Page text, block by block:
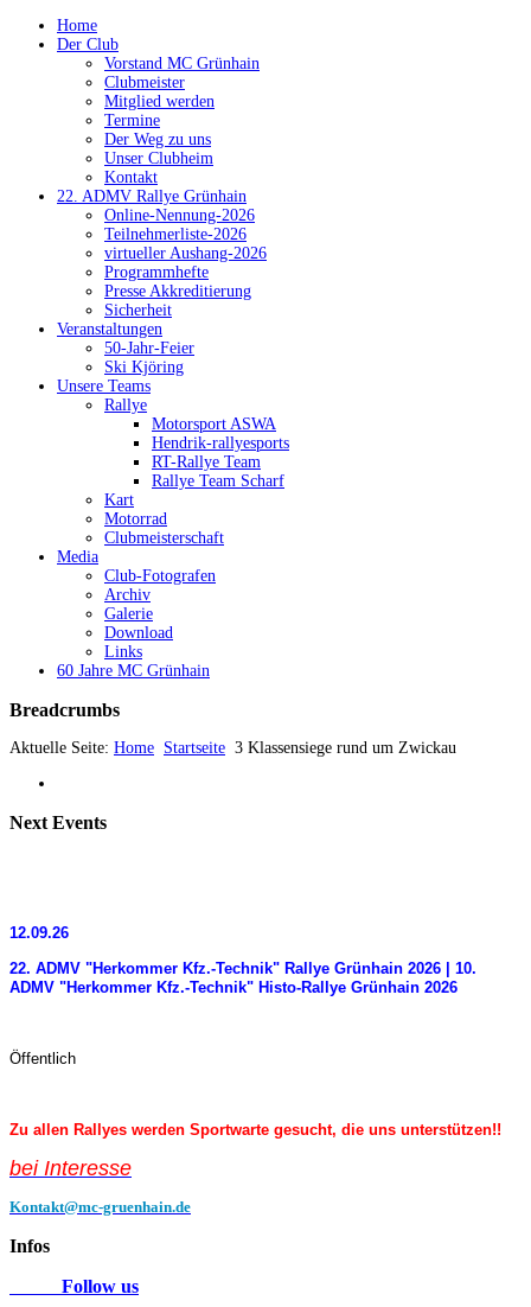
Home
Der Club
Vorstand MC Grünhain
Clubmeister
Mitglied werden
Termine
Der Weg zu uns
Unser Clubheim
Kontakt
22. ADMV Rallye Grünhain
Online-Nennung-2026
Teilnehmerliste-2026
virtueller Aushang-2026
Programmhefte
Presse Akkreditierung
Sicherheit
Veranstaltungen
50-Jahr-Feier
Ski Kjöring
Unsere Teams
Rallye
Motorsport ASWA
Hendrik-rallyesports
RT-Rallye Team
Rallye Team Scharf
Kart
Motorrad
Clubmeisterschaft
Media
Club-Fotografen
Archiv
Galerie
Download
Links
60 Jahre MC Grünhain
Breadcrumbs
Aktuelle Seite: Home Startseite 3 Klassensiege rund um Zwickau
Next Events
12.09.26
22. ADMV "Herkommer Kfz.-Technik" Rallye Grünhain 2026 | 10.
ADMV "Herkommer Kfz.-Technik" Histo-Rallye Grünhain 2026
Öffentlich
Zu allen Rallyes werden Sportwarte gesucht, die uns unterstützen!!
bei Interesse
Kontakt@mc-gruenhain.de
Infos
Follow us